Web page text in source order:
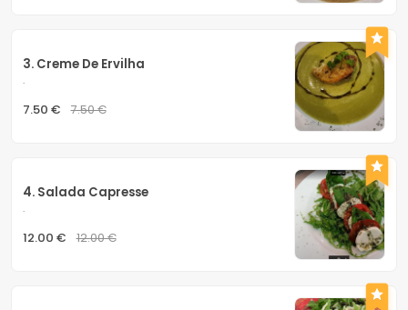
3. Creme De Ervilha
.
7.50 € 7.50 €
4. Salada Capresse
.
12.00 € 12.00 €